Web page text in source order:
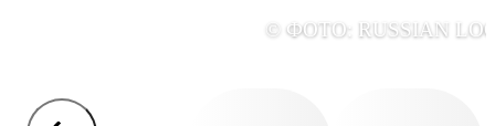
© ФОТО: RUSSIAN